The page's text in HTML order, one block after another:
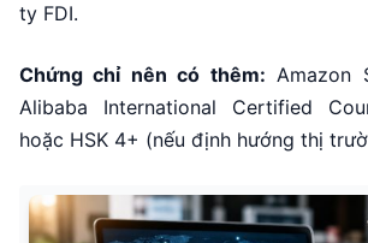
ty FDI.
Chứng chỉ nên có thêm: Amazon
Alibaba International Certified
hoặc HSK 4+ (nếu định hướng thị